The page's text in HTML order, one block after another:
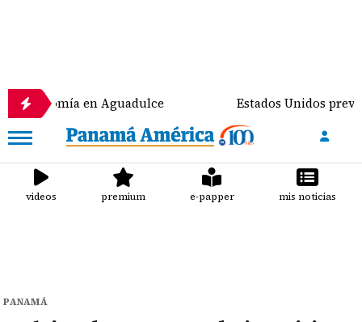
en Aguadulce Estados Unidos prevé
videos premium e-papper mis noticias
PANAMÁ